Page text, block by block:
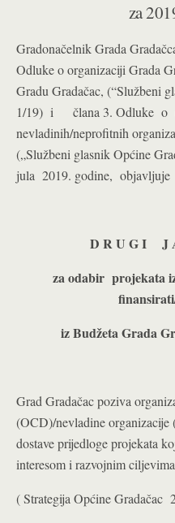
za
Gradonačelnik Grada
Odluke o organizaciji Grada
Gradu Gradačac, (“Službeni
1/19) i člana 3. Odluke o
nevladinih/neprofitnih
(„Službeni glasnik Općine
jula 2019. godine, objavljuje
D R U G I J
za odabir projekata
iz Budžeta Grada
Grad Gradačac poziva
(OCD)/nevladine organizacije
dostave prijedloge projekata
interesom i razvojnim
( Strategija Općine Gradačac